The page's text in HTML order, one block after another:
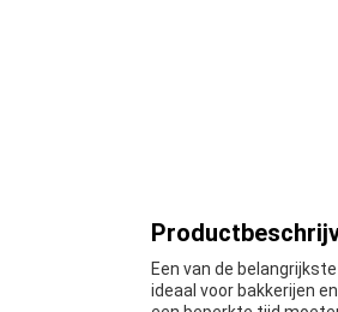
Een van de
ideaal voor bakkerijen